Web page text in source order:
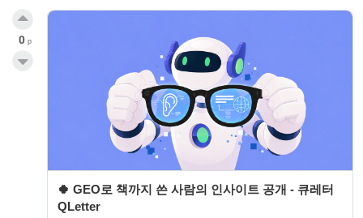
🍀 GEO로 책까지 쓴 사람의 인사이트 공개 - 큐레터
QLetter
0 p